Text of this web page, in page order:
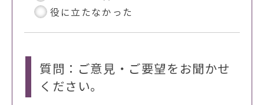
役に立たなかった
質問：ご意見・ご要望をお聞かせ
ください。